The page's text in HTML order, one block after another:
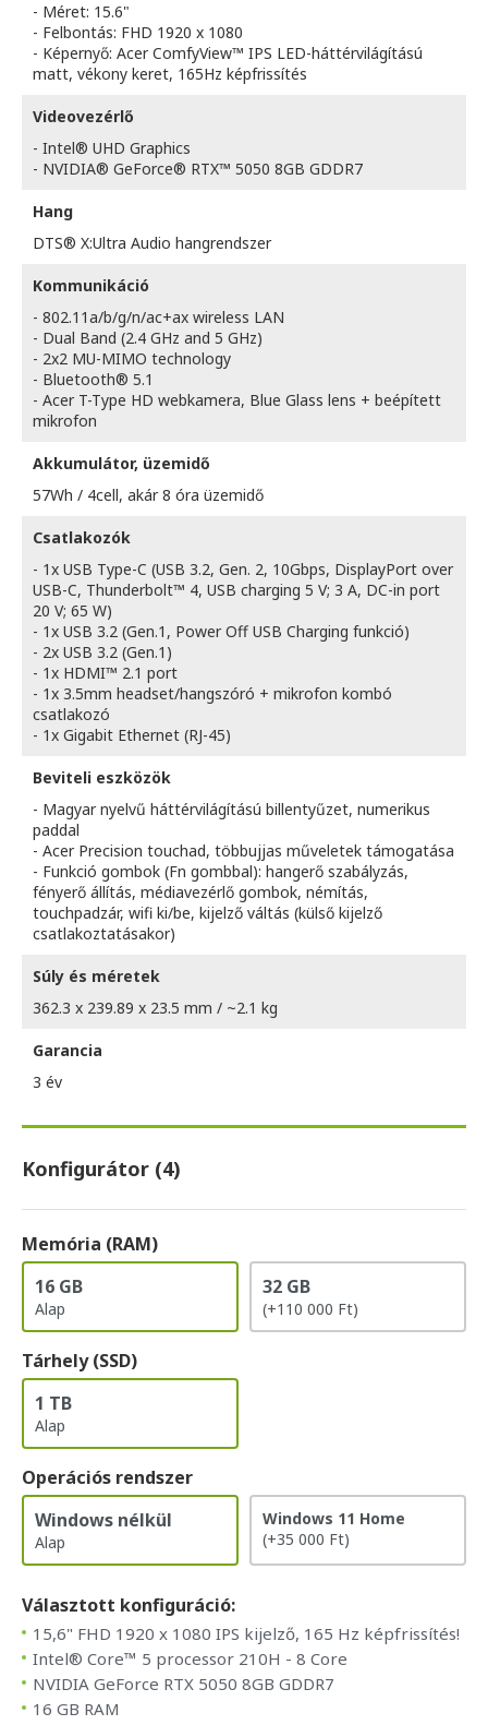
- Méret: 15.6"
- Felbontás: FHD 1920 x 1080
- Képernyő: Acer ComfyView™ IPS LED-háttérvilágítású
matt, vékony keret, 165Hz képfrissítés
Videovezérlő
- Intel® UHD Graphics
- NVIDIA® GeForce® RTX™ 5050 8GB GDDR7
Hang
DTS® X:Ultra Audio hangrendszer
Kommunikáció
- 802.11a/b/g/n/ac+ax wireless LAN
- Dual Band (2.4 GHz and 5 GHz)
- 2x2 MU-MIMO technology
- Bluetooth® 5.1
- Acer T-Type HD webkamera, Blue Glass lens + beépített
mikrofon
Akkumulátor, üzemidő
57Wh / 4cell, akár 8 óra üzemidő
Csatlakozók
- 1x USB Type-C (USB 3.2, Gen. 2, 10Gbps, DisplayPort over
USB-C, Thunderbolt™ 4, USB charging 5 V; 3 A, DC-in port
20 V; 65 W)
- 1x USB 3.2 (Gen.1, Power Off USB Charging funkció)
- 2x USB 3.2 (Gen.1)
- 1x HDMI™ 2.1 port
- 1x 3.5mm headset/hangszóró + mikrofon kombó
csatlakozó
- 1x Gigabit Ethernet (RJ-45)
Beviteli eszközök
- Magyar nyelvű háttérvilágítású billentyűzet, numerikus
paddal
- Acer Precision touchad, többujjas műveletek támogatása
- Funkció gombok (Fn gombbal): hangerő szabályzás,
fényerő állítás, médiavezérlő gombok, némítás,
touchpadzár, wifi ki/be, kijelző váltás (külső kijelző
csatlakoztatásakor)
Súly és méretek
362.3 x 239.89 x 23.5 mm / ~2.1 kg
Garancia
3 év
Konfigurátor (4)
Memória (RAM)
16 GB
Alap
32 GB
(+110 000 Ft)
Tárhely (SSD)
1 TB
Alap
Operációs rendszer
Windows nélkül
Alap
Windows 11 Home
(+35 000 Ft)
Választott konfiguráció:
15,6" FHD 1920 x 1080 IPS kijelző, 165 Hz képfrissítés!
Intel® Core™ 5 processor 210H - 8 Core
NVIDIA GeForce RTX 5050 8GB GDDR7
16 GB RAM